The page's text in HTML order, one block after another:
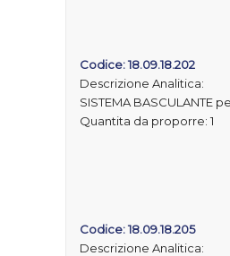
Codice: 18.09.18.202
Descrizione Analitica:
SISTEMA
Quantita da proporre: 1
Codice: 18.09.18.205
Descrizione Analitica: